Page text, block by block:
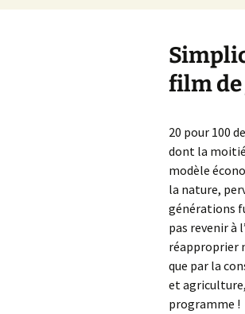
Les projets
film de
20 pour 100
dont la
modèle
la nature,
générations
pas revenir à
réapproprier
que par la
et
programme !